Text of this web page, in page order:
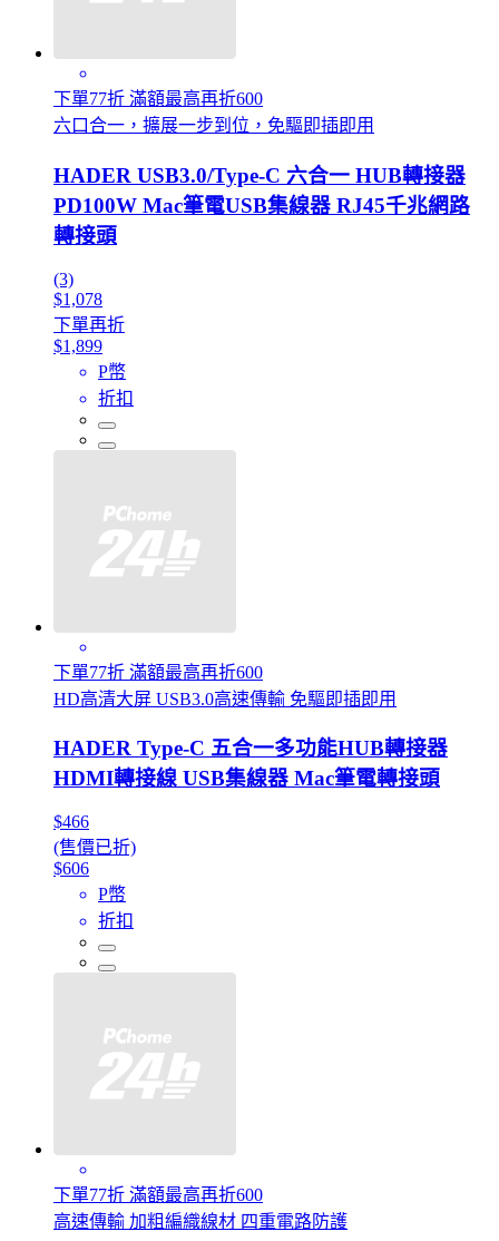
下單77折 滿額最高再折600
六口合一，擴展一步到位，免驅即插即用
HADER USB3.0/Type-C 六合一 HUB轉接器
PD100W Mac筆電USB集線器 RJ45千兆網路
轉接頭
(3)
$1,078
下單再折
$1,899
P幣
折扣
下單77折 滿額最高再折600
HD高清大屏 USB3.0高速傳輸 免驅即插即用
HADER Type-C 五合一多功能HUB轉接器
HDMI轉接線 USB集線器 Mac筆電轉接頭
$466
(售價已折)
$606
P幣
折扣
下單77折 滿額最高再折600
高速傳輸 加粗編織線材 四重電路防護